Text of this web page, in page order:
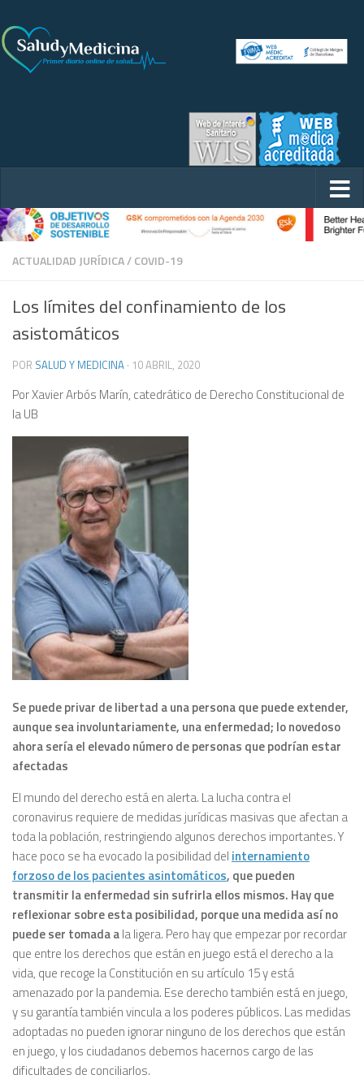
ACTUALIDAD JURÍDICA/COVID-19
Los límites del confinamiento de los
asistomáticos
POR SALUD Y MEDICINA · 10 ABRIL, 2020
Por Xavier Arbós Marín, catedrático de Derecho Constitucional de
la UB
Se puede privar de libertad a una persona que puede extender,
aunque sea involuntariamente, una enfermedad; lo novedoso
ahora sería el elevado número de personas que podrían estar
afectadas
El mundo del derecho está en alerta. La lucha contra el
coronavirus requiere de medidas jurídicas masivas que afectan a
toda la población, restringiendo algunos derechos importantes. Y
hace poco se ha evocado la posibilidad del internamiento
forzoso de los pacientes asintomáticos, que pueden
transmitir la enfermedad sin sufrirla ellos mismos. Hay que
reflexionar sobre esta posibilidad, porque una medida así no
puede ser tomada ala ligera. Pero hay que empezar por recordar
que entre los derechos que están en juego está el derecho a la
vida, que recoge la Constitución en su artículo 15 y está
amenazado por la pandemia. Ese derecho también está en juego,
y su garantía también vincula a los poderes públicos. Las medidas
adoptadas no pueden ignorar ninguno de los derechos que están
en juego, y los ciudadanos debemos hacernos cargo de las
dificultades de conciliarlos.